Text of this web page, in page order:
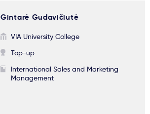
Gintarė Gudavičiutė
VIA University College
Top-up
International Sales and Marketing
Management